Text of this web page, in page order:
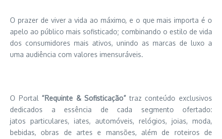
O prazer de viver a vida ao máximo, e o que mais importa é o
apelo ao público mais sofisticado; combinando o estilo de vida
dos consumidores mais ativos, unindo as marcas de luxo a
uma audiência com valores imensuráveis.
O Portal “Requinte & Sofisticação” traz conteúdo exclusivos
dedicados a essência de cada segmento ofertado:
jatos particulares, iates, automóveis, relógios, joias, moda,
bebidas, obras de artes e mansões, além de roteiros de